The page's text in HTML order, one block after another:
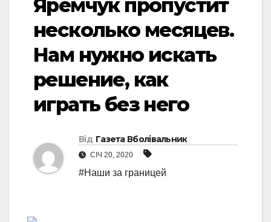
Яремчук пропустит
несколько месяцев.
Нам нужно искать
решение, как
играть без него
Від Газета Вболівальник
СІЧ 20, 2020
#Наши за границей